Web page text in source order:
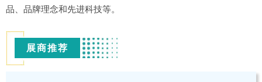
品、品牌理念和先进科技等。
展商推荐